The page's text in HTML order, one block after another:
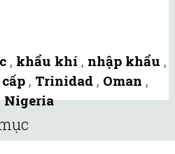
, khẩu khí , nhập khẩu ,
, Trinidad , Oman ,
Nigeria